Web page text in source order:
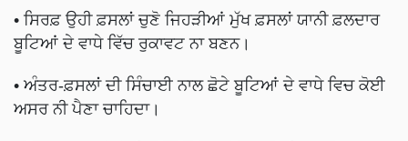
• ਸਿਰਫ਼ ਉਹੀ ਫ਼ਸਲਾਂ ਚੁਣੋ ਜਿਹੜੀਆਂ ਮੁੱਖ ਫ਼ਸਲਾਂ ਯਾਨੀ ਫ਼ਲਦਾਰ
ਬੂਟਿਆਂ ਦੇ ਵਾਧੇ ਵਿੱਚ ਰੁਕਾਵਟ ਨਾ ਬਣਨ।
• ਅੰਤਰ-ਫ਼ਸਲਾਂ ਦੀ ਸਿੰਚਾਈ ਨਾਲ ਛੋਟੇ ਬੂਟਿਆਂ ਦੇ ਵਾਧੇ ਵਿਚ ਕੋਈ
ਅਸਰ ਨੀ ਪੈਣਾ ਚਾਹਿਦਾ।